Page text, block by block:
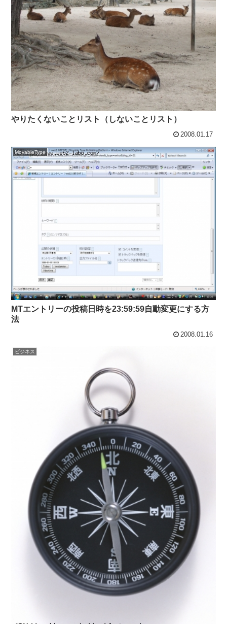
やりたくないことリスト（しないことリスト）
2008.01.17
MovableType
MTエントリーの投稿日時を23:59:59自動変更にする方
法
2008.01.16
ビジネス